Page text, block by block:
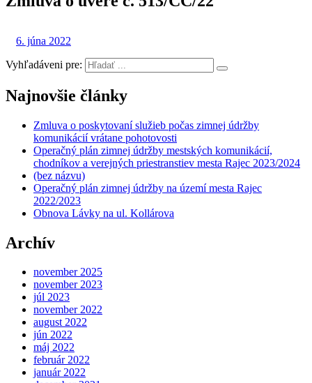
6. júna 2022
Vyhľadáveni pre:
Najnovšie články
Zmluva o poskytovaní služieb počas zimnej údržby
komunikácií vrátane pohotovosti
Operačný plán zimnej údržby mestských komunikácií,
chodníkov a verejných priestranstiev mesta Rajec 2023/2024
(bez názvu)
Operačný plán zimnej údržby na území mesta Rajec
2022/2023
Obnova Lávky na ul. Kollárova
Archív
november 2025
november 2023
júl 2023
november 2022
august 2022
jún 2022
máj 2022
február 2022
január 2022